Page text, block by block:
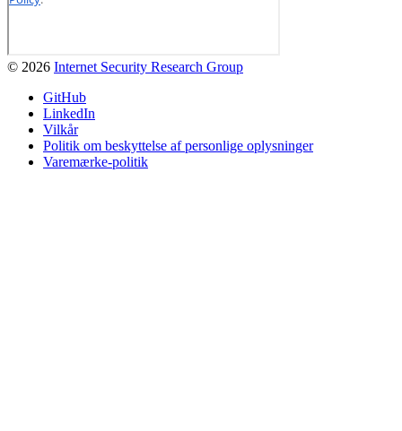
© 2026 Internet Security Research Group
GitHub
LinkedIn
Vilkår
Politik om beskyttelse af personlige oplysninger
Varemærke-politik